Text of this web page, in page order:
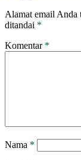
Alamat email Anda
ditandai *
Komentar *
Nama *